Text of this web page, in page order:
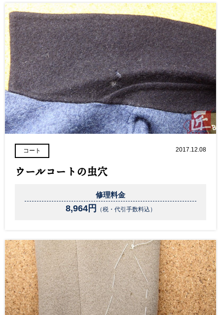
コート 2017.12.08
ウールコートの虫穴
修理料金
8,964円 （税・代引手数料込）